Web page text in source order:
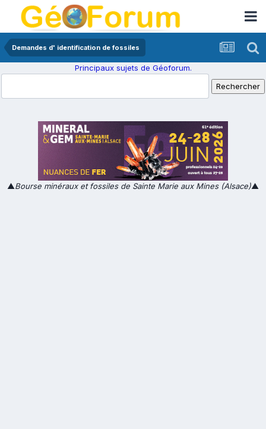
Demandes d' identification de fossiles
Principaux sujets de Géoforum.
▲Bourse minéraux et fossiles de Sainte Marie aux Mines (Alsace)▲